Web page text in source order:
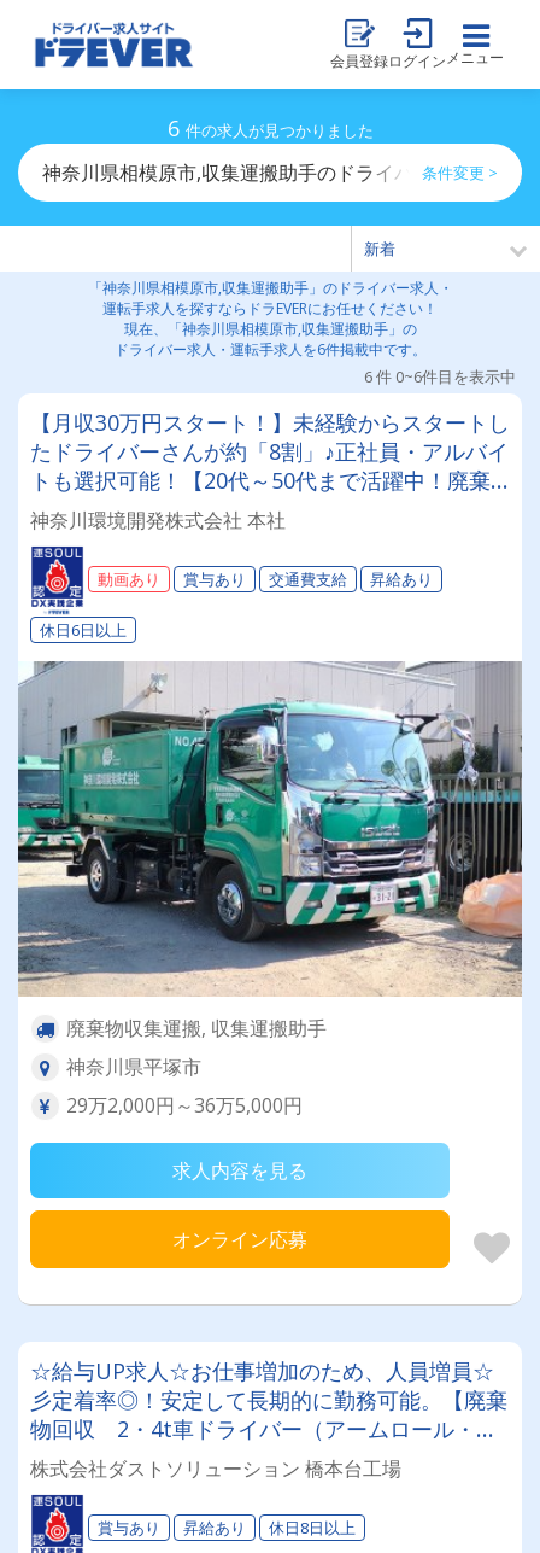
会員登録ログイン メニュー
6 件の求人が見つかりました
神奈川県相模原市,収集運搬助手のドライバー求人・運転
条件変更 >
「神奈川県相模原市,収集運搬助手」のドライバー求人・
運転手求人を探すならドラEVERにお任せください！
現在、「神奈川県相模原市,収集運搬助手」の
ドライバー求人・運転手求人を6件掲載中です。
6 件 0~6件目を表示中
【月収30万円スタート！】未経験からスタートし
たドライバーさんが約「8割」♪正社員・アルバイ
トも選択可能！【20代～50代まで活躍中！廃棄
物運搬ドライバー大募集！】【女子更衣室・女子
トイレ完備♪♪】
神奈川環境開発株式会社 本社
動画あり 賞与あり 交通費支給 昇給あり
休日6日以上
廃棄物収集運搬, 収集運搬助手
神奈川県平塚市
29万2,000円～36万5,000円
求人内容を見る
オンライン応募
☆給与UP求人☆お仕事増加のため、人員増員☆
彡定着率◎！安定して長期的に勤務可能。【廃棄
物回収 2・4t車ドライバー（アームロール・ユ
ニック車など）！のお仕事】未経験OK！年間休
日104日以上＋有給消化率100％♪毎年の昇給と年
2回賞与もあります！
株式会社ダストソリューション 橋本台工場
賞与あり 昇給あり 休日8日以上